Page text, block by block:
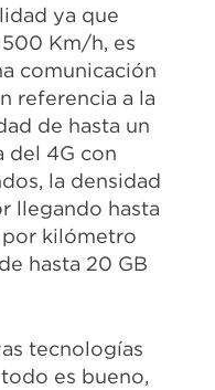
ya que
Km/h, es
comunicación
referencia a la
de hasta un
del 4G con
la densidad
llegando hasta
kilómetro
hasta 20 GB
tecnologías
es bueno,